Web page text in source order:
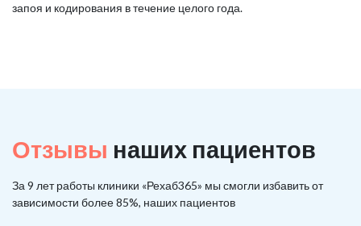
запоя и кодирования в течение целого года.
Отзывы наших пациентов
За 9 лет работы клиники «Рехаб365» мы смогли избавить от
зависимости более 85%, наших пациентов